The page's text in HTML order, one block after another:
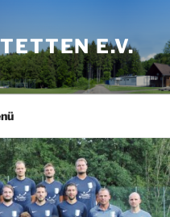
E.V.